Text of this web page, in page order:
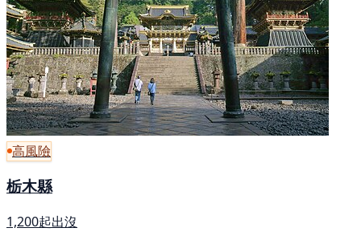
高風險
栃木縣
1,200起出沒